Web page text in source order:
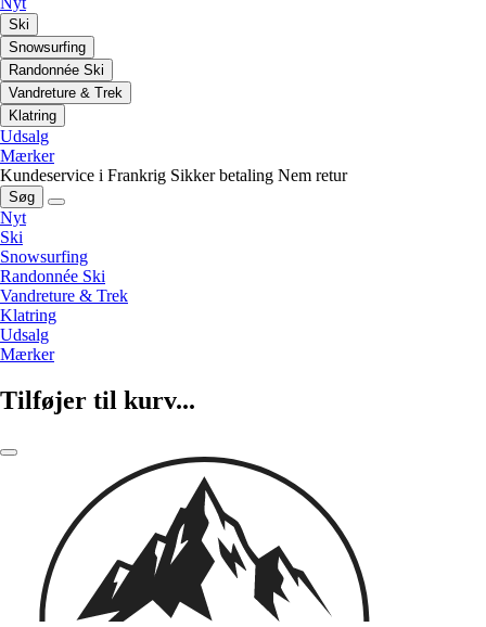
Ski
Snowsurfing
Randonnée Ski
Vandreture & Trek
Klatring
Udsalg
Mærker
Kundeservice i Frankrig Sikker betaling Nem retur
Søg
Nyt
Ski
Snowsurfing
Randonnée Ski
Vandreture & Trek
Klatring
Udsalg
Mærker
Tilføjer til kurv...